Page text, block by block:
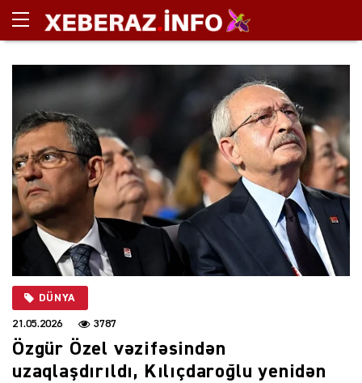
DÜNYA
21.05.2026 3787
Özgür Özel vəzifəsindən
uzaqlaşdırıldı, Kılıçdaroğlu yenidən